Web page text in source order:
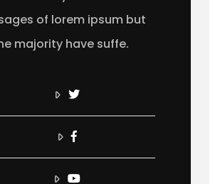
of lorem ipsum but
majority have suffe.